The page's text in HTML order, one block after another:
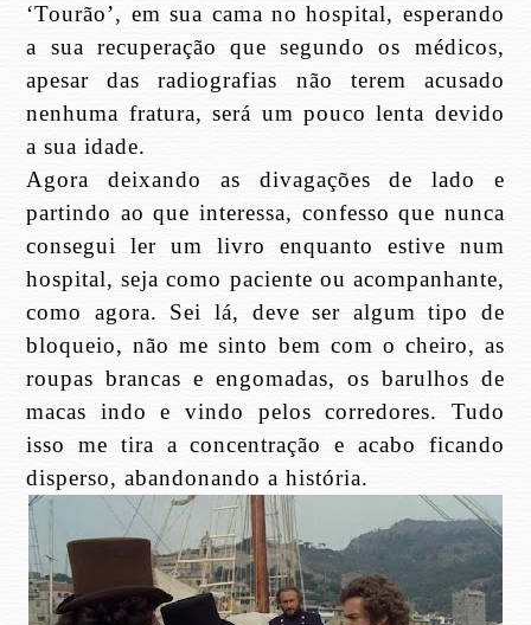
‘Tourão’, em sua cama no hospital, esperando
a sua recuperação que segundo os médicos,
apesar das radiografias não terem acusado
nenhuma fratura, será um pouco lenta devido
a sua idade.
Agora deixando as divagações de lado e
partindo ao que interessa, confesso que nunca
consegui ler um livro enquanto estive num
hospital, seja como paciente ou acompanhante,
como agora. Sei lá, deve ser algum tipo de
bloqueio, não me sinto bem com o cheiro, as
roupas brancas e engomadas, os barulhos de
macas indo e vindo pelos corredores. Tudo
isso me tira a concentração e acabo ficando
disperso, abandonando a história.